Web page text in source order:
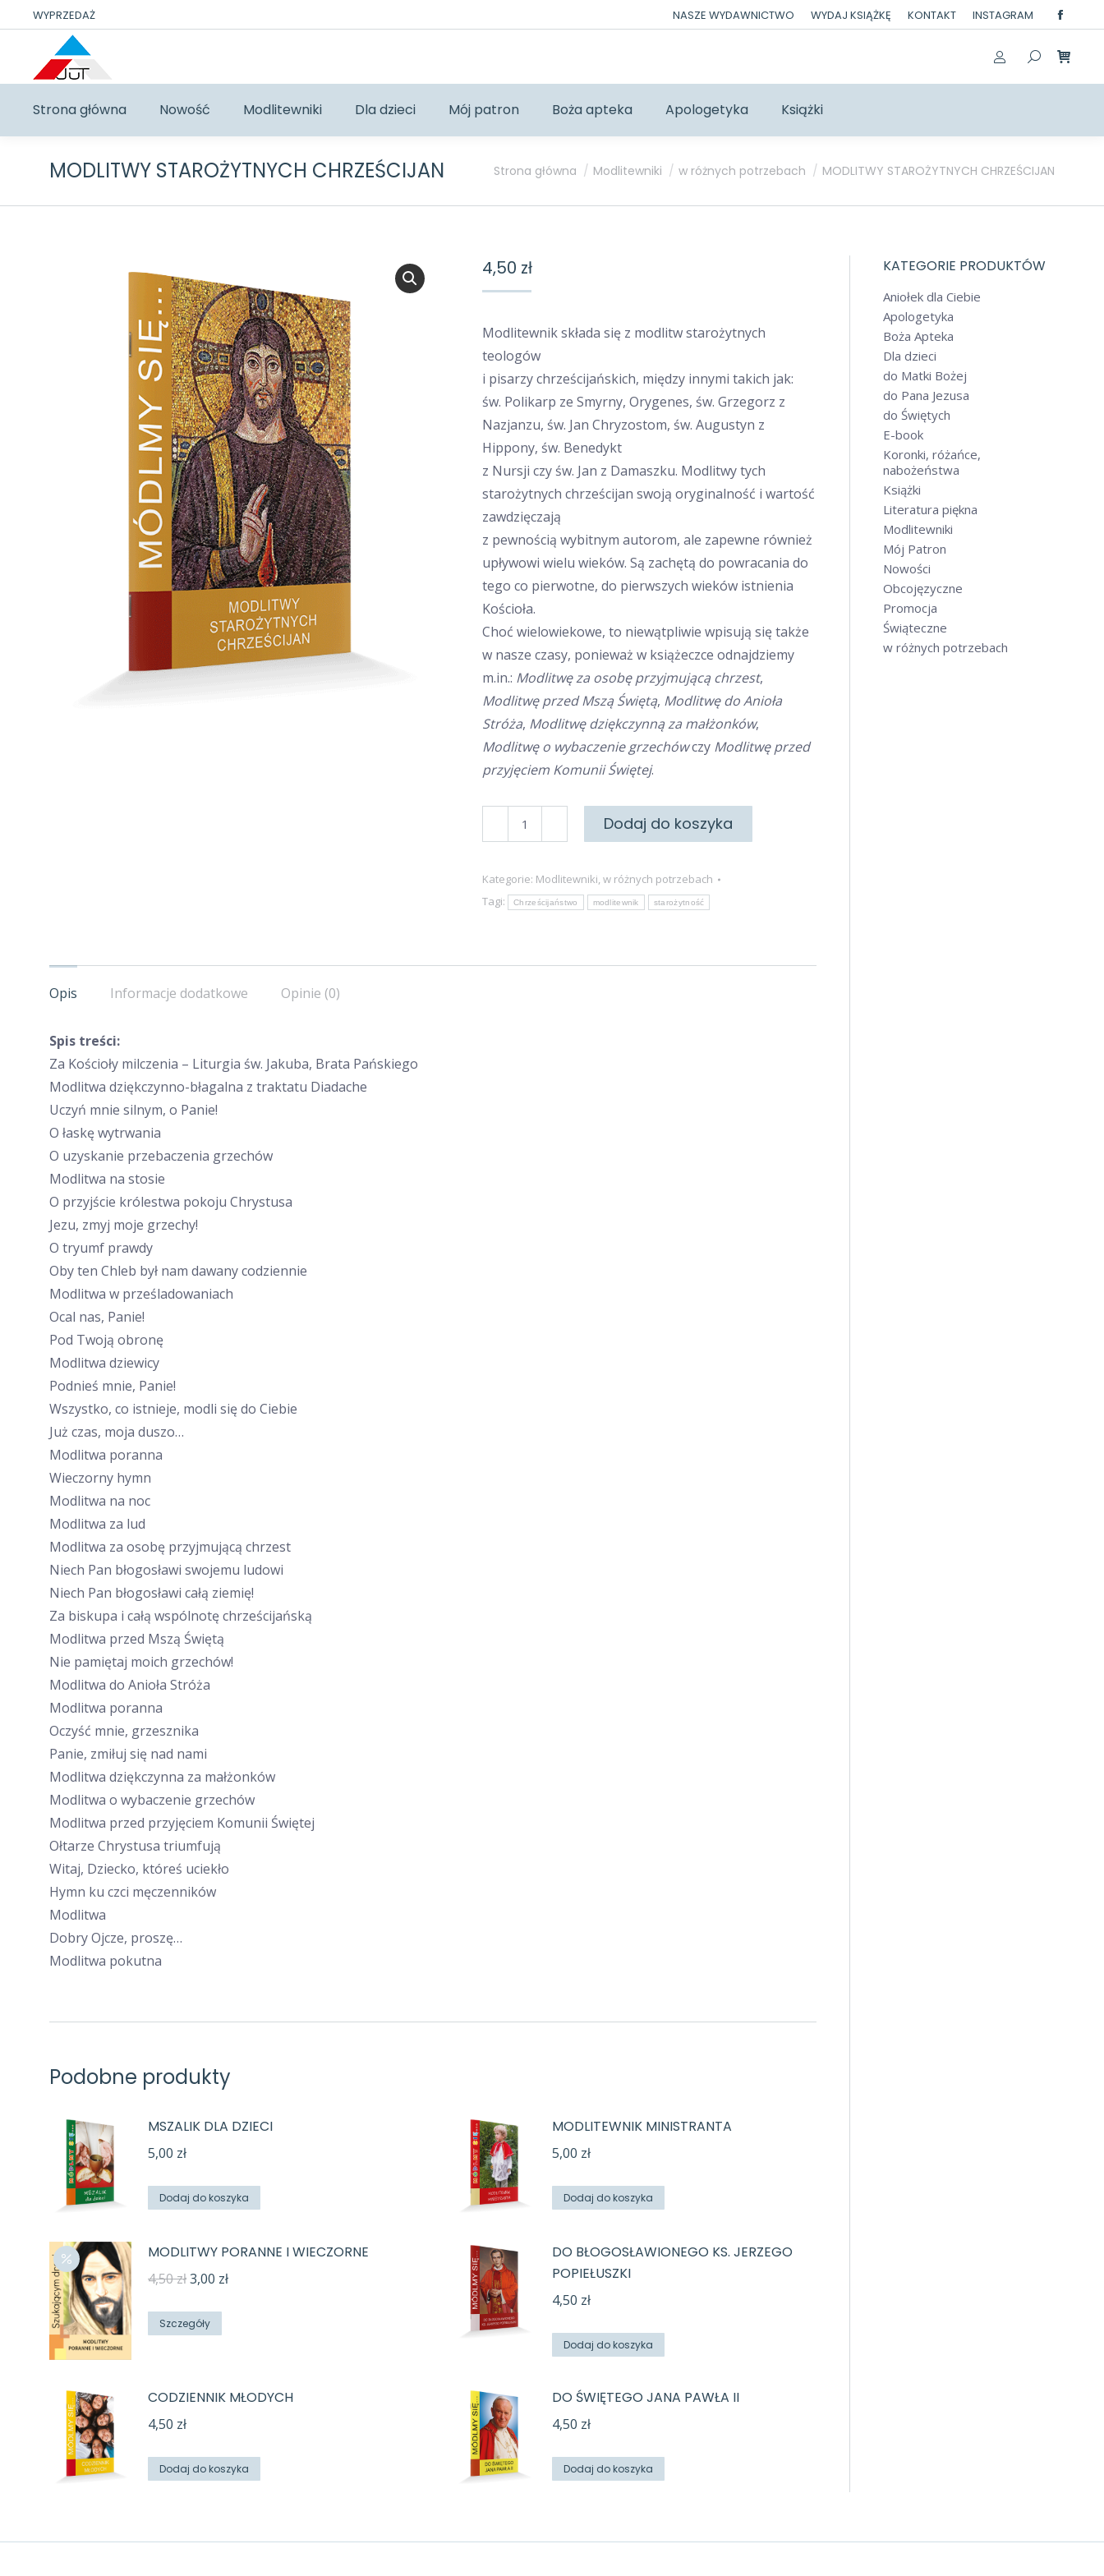
WYPRZEDAŻ NASZE WYDAWNICTWO WYDAJ KSIĄŻKĘ KONTAKT INSTAGRAM
page
opens
in
Strona główna Nowość Modlitewniki Dla dzieci Mój patron Boża apteka Apologetyka Książki
MODLITWY STAROŻYTNYCH CHRZEŚCIJAN Jesteś tutaj:
Strona główna Modlitewniki w różnych potrzebach MODLITWY STAROŻYTNYCH CHRZEŚCIJAN
4,50 zł
Modlitewnik składa się z modlitw starożytnych
teologów
i pisarzy chrześcijańskich, między innymi takich jak:
św. Polikarp ze Smyrny, Orygenes, św. Grzegorz z
Nazjanzu, św. Jan Chryzostom, św. Augustyn z
Hippony, św. Benedykt
z Nursji czy św. Jan z Damaszku. Modlitwy tych
starożytnych chrześcijan swoją oryginalność i wartość
zawdzięczają
z pewnością wybitnym autorom, ale zapewne również
upływowi wielu wieków. Są zachętą do powracania do
tego co pierwotne, do pierwszych wieków istnienia
Kościoła.
Choć wielowiekowe, to niewątpliwie wpisują się także
w nasze czasy, ponieważ w książeczce odnajdziemy
m.in.: Modlitwę za osobę przyjmującą chrzest,
Modlitwę przed Mszą Świętą, Modlitwę do Anioła
Stróża, Modlitwę dziękczynną za małżonków,
Modlitwę o wybaczenie grzechówczy Modlitwę przed
przyjęciem Komunii Świętej.
MODLITWY
CHRZEŚCIJAN
Dodaj do koszyka
Kategorie: Modlitewniki, w różnych potrzebach
Tagi:
Chrześcijaństwo modlitewnik starożytność
Opis Informacje dodatkowe Opinie (0)
Spis treści:
Za Kościoły milczenia – Liturgia św. Jakuba, Brata Pańskiego
Modlitwa dziękczynno-błagalna z traktatu Diadache
Uczyń mnie silnym, o Panie!
O łaskę wytrwania
O uzyskanie przebaczenia grzechów
Modlitwa na stosie
O przyjście królestwa pokoju Chrystusa
Jezu, zmyj moje grzechy!
O tryumf prawdy
Oby ten Chleb był nam dawany codziennie
Modlitwa w prześladowaniach
Ocal nas, Panie!
Pod Twoją obronę
Modlitwa dziewicy
Podnieś mnie, Panie!
Wszystko, co istnieje, modli się do Ciebie
Już czas, moja duszo…
Modlitwa poranna
Wieczorny hymn
Modlitwa na noc
Modlitwa za lud
Modlitwa za osobę przyjmującą chrzest
Niech Pan błogosławi swojemu ludowi
Niech Pan błogosławi całą ziemię!
Za biskupa i całą wspólnotę chrześcijańską
Modlitwa przed Mszą Świętą
Nie pamiętaj moich grzechów!
Modlitwa do Anioła Stróża
Modlitwa poranna
Oczyść mnie, grzesznika
Panie, zmiłuj się nad nami
Modlitwa dziękczynna za małżonków
Modlitwa o wybaczenie grzechów
Modlitwa przed przyjęciem Komunii Świętej
Ołtarze Chrystusa triumfują
Witaj, Dziecko, któreś uciekło
Hymn ku czci męczenników
Modlitwa
Dobry Ojcze, proszę…
Modlitwa pokutna
Podobne produkty
MSZALIK DLA DZIECI
5,00 zł
Dodaj do koszyka
MODLITEWNIK MINISTRANTA
5,00 zł
Dodaj do koszyka
MODLITWY PORANNE I WIECZORNE
4,50złPierwotna
wynosiła:
3,00 złAktualna
Szczegóły
DO BŁOGOSŁAWIONEGO KS. JERZEGO
POPIEŁUSZKI
4,50 zł
Dodaj do koszyka
CODZIENNIK MŁODYCH
4,50 zł
Dodaj do koszyka
DO ŚWIĘTEGO JANA PAWŁA II
4,50 zł
Dodaj do koszyka
KATEGORIE PRODUKTÓW
Aniołek dla Ciebie
Apologetyka
Boża Apteka
Dla dzieci
do Matki Bożej
do Pana Jezusa
do Świętych
E-book
Koronki, różańce,
nabożeństwa
Książki
Literatura piękna
Modlitewniki
Mój Patron
Nowości
Obcojęzyczne
Promocja
Świąteczne
w różnych potrzebach